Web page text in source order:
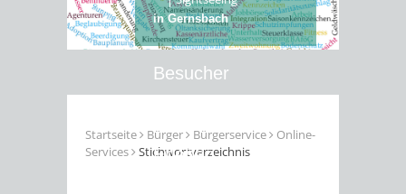
in Gernsbach
Besucher
Erleben
Startseite Bürger Bürgerservice
Online-
Services
Stichwortverzeichnis